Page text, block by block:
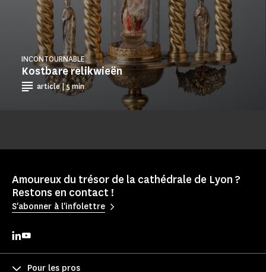
Kostbare relikwieën
INCONTOURNABLE
article | 5 min
Amoureux du trésor de la cathédrale de Lyon ?
Restons en contact !
S'abonner à l'infolettre
Pour les pros